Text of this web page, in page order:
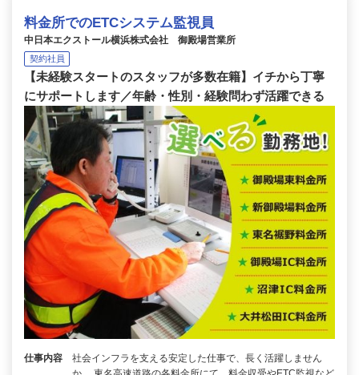
料金所でのETCシステム監視員
中日本エクストール横浜株式会社 御殿場営業所
契約社員
【未経験スタートのスタッフが多数在籍】イチから丁寧
にサポートします／年齢・性別・経験問わず活躍できる
仕事内容
社会インフラを支える安定した仕事で、長く活躍しません